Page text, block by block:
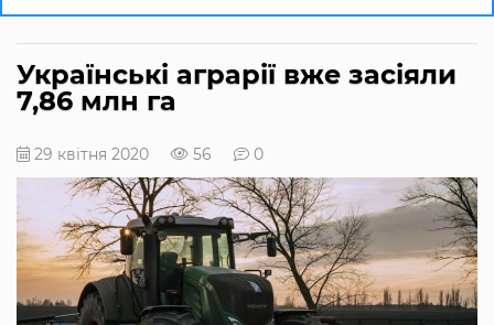
Українські аграрії вже засіяли
7,86 млн га
29 квітня 2020 56 0